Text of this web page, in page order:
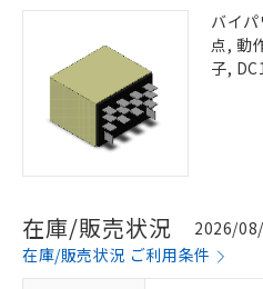
バイ
点, 動
子,
在庫/販売状況
2026/
在庫/販売状況 ご利用条件